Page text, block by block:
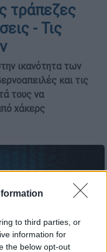
to third parties, or
information for
the below opt-out
τράπεζες
- Τις
ικανότητα των
και τις
τους να
χάκερς